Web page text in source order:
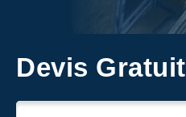
Devis Gratuit